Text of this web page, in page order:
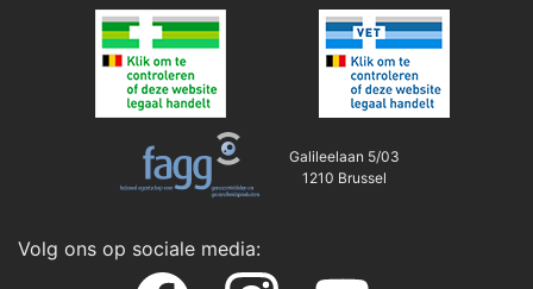
Galileelaan 5/03
1210 Brussel
Volg ons op sociale media: